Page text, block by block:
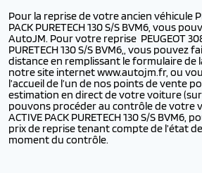
Pour la reprise de votre ancien véhicule
PACK PURETECH 130 S/S BVM6, vous
AutoJM. Pour votre reprise PEUGEOT
PURETECH 130 S/S BVM6,, vous pouvez
distance en remplissant le formulaire de
notre site internet www.autojm.fr, ou
l’accueil de l’un de nos points de vente
estimation en direct de votre voiture
pouvons procéder au contrôle de votre
ACTIVE PACK PURETECH 130 S/S
prix de reprise tenant compte de l’état
moment du contrôle.